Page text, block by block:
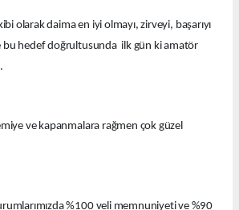
olarak daima en iyi olmayı, zirveyi, başarıyı
bu hedef doğrultusunda ilk gün ki amatör
ve kapanmalara rağmen çok güzel
%100 veli memnuniyeti ve %90